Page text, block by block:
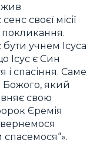
своєї місії
покликання.
учнем Ісуса
Ісус є Син
і спасіння. Саме
Божого, який
свою
Єремія